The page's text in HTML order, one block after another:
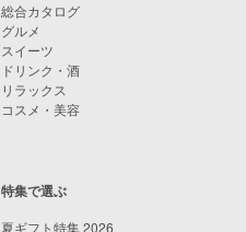
総合カタログ
グルメ
スイーツ
ドリンク・酒
リラックス
コスメ・美容
特集で選ぶ
夏ギフト特集 2026